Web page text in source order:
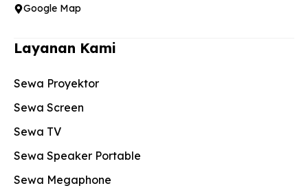
Google Map
Layanan Kami
Sewa Proyektor
Sewa Screen
Sewa TV
Sewa Speaker Portable
Sewa Megaphone